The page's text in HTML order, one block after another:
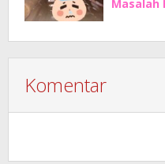
Masalah
Komentar